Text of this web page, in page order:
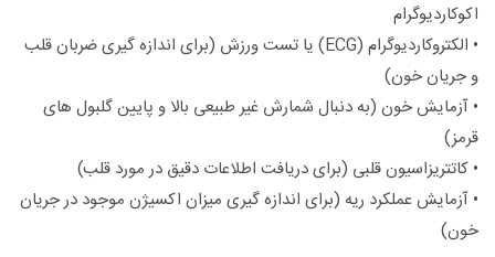
اکوکاردیوگرام
• الکتروکاردیوگرام (ECG) یا تست ورزش (برای اندازه گیری ضربان قلب
و جریان خون)
• آزمایش خون (به دنبال شمارش غیر طبیعی بالا و پایین گلبول های
قرمز)
• کاتتریزاسیون قلبی (برای دریافت اطلاعات دقیق در مورد قلب)
• آزمایش عملکرد ریه (برای اندازه گیری میزان اکسیژن موجود در جریان
خون)